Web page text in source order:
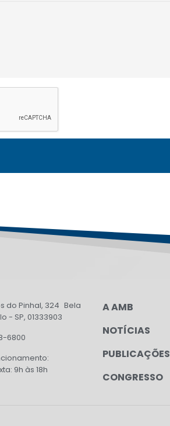
do Pinhal, 324 Bela
- SP, 01333903
6800
9h às 18h
A AMB
NOTÍCIAS
PUBLICAÇÕES
CONGRESSO